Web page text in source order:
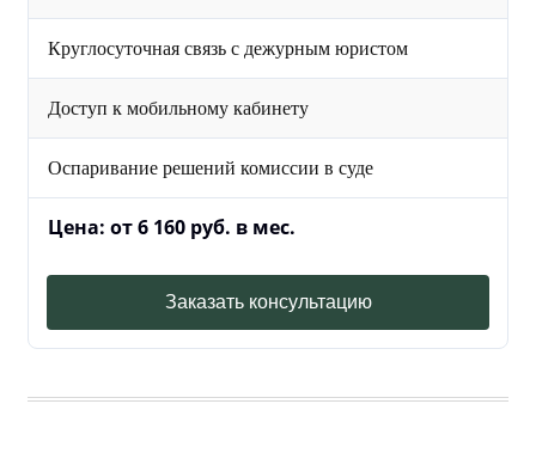
Круглосуточная связь с дежурным юристом
Доступ к мобильному кабинету
Оспаривание решений комиссии в суде
Цена: от 6 160 руб. в мес.
Заказать консультацию